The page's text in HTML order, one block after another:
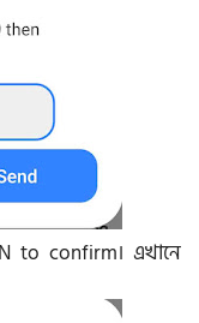
to confirm। এখানে